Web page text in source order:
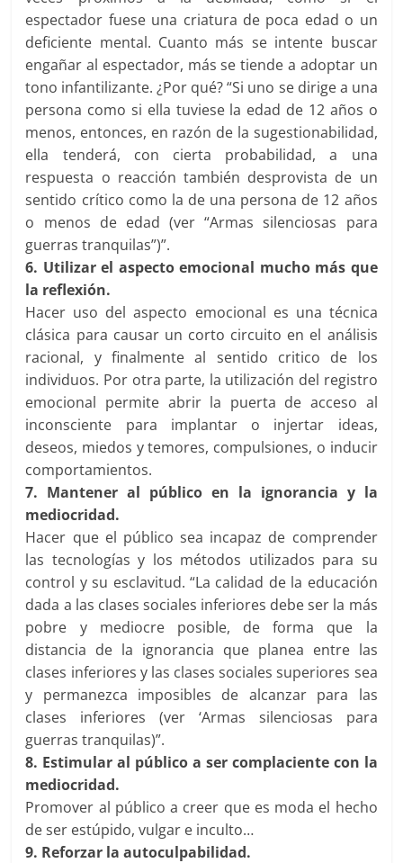
espectador fuese una criatura de poca edad o un
deficiente mental. Cuanto más se intente buscar
engañar al espectador, más se tiende a adoptar un
tono infantilizante. ¿Por qué? “Si uno se dirige a una
persona como si ella tuviese la edad de 12 años o
menos, entonces, en razón de la sugestionabilidad,
ella tenderá, con cierta probabilidad, a una
respuesta o reacción también desprovista de un
sentido crítico como la de una persona de 12 años
o menos de edad (ver “Armas silenciosas para
guerras tranquilas”)”.
6. Utilizar el aspecto emocional mucho más que
la reflexión.
Hacer uso del aspecto emocional es una técnica
clásica para causar un corto circuito en el análisis
racional, y finalmente al sentido critico de los
individuos. Por otra parte, la utilización del registro
emocional permite abrir la puerta de acceso al
inconsciente para implantar o injertar ideas,
deseos, miedos y temores, compulsiones, o inducir
comportamientos.
7. Mantener al público en la ignorancia y la
mediocridad.
Hacer que el público sea incapaz de comprender
las tecnologías y los métodos utilizados para su
control y su esclavitud. “La calidad de la educación
dada a las clases sociales inferiores debe ser la más
pobre y mediocre posible, de forma que la
distancia de la ignorancia que planea entre las
clases inferiores y las clases sociales superiores sea
y permanezca imposibles de alcanzar para las
clases inferiores (ver ‘Armas silenciosas para
guerras tranquilas)”.
8. Estimular al público a ser complaciente con la
mediocridad.
Promover al público a creer que es moda el hecho
de ser estúpido, vulgar e inculto…
9. Reforzar la autoculpabilidad.